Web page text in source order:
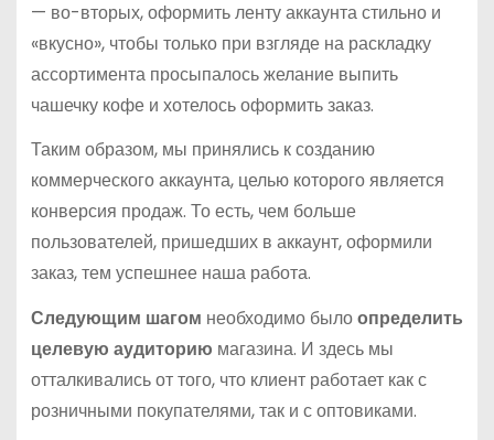
— во-вторых, оформить ленту аккаунта стильно и
«вкусно», чтобы только при взгляде на раскладку
ассортимента просыпалось желание выпить
чашечку кофе и хотелось оформить заказ.
Таким образом, мы принялись к созданию
коммерческого аккаунта, целью которого является
конверсия продаж. То есть, чем больше
пользователей, пришедших в аккаунт, оформили
заказ, тем успешнее наша работа.
Следующим шагом необходимо былоопределить
целевую аудиторию магазина. И здесь мы
отталкивались от того, что клиент работает как с
розничными покупателями, так и с оптовиками.